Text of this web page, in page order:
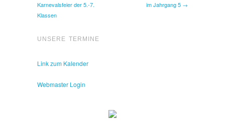
Karnevalsfeier der 5.-7.
Klassen
im Jahrgang 5 →
UNSERE TERMINE
Link zum Kalender
Webmaster Login